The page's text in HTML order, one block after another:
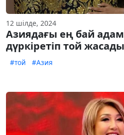
12 шілде, 2024
Азиядағы ең бай
дүркіретіп той жасады
#той #Азия